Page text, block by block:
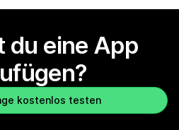
du eine App
kostenlos testen